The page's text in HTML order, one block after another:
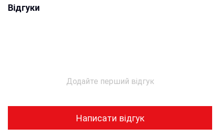
Відгуки
Додайте перший відгук
Написати відгук